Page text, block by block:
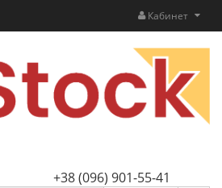
Кабинет
+38 (096) 901-55-41